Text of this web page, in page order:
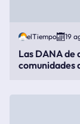
elTiempo 19
Las DANA de
comunidades